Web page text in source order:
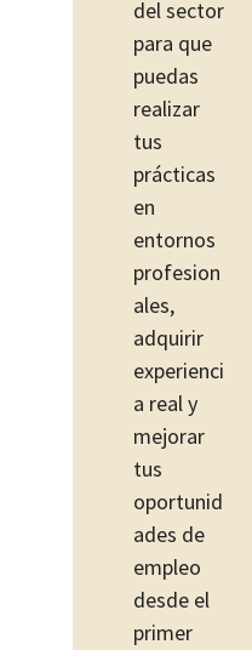
del sector
para que
puedas
realizar
tus
prácticas
en
entornos
profesion
ales,
adquirir
experienci
a real y
mejorar
tus
oportunid
ades de
empleo
desde el
primer